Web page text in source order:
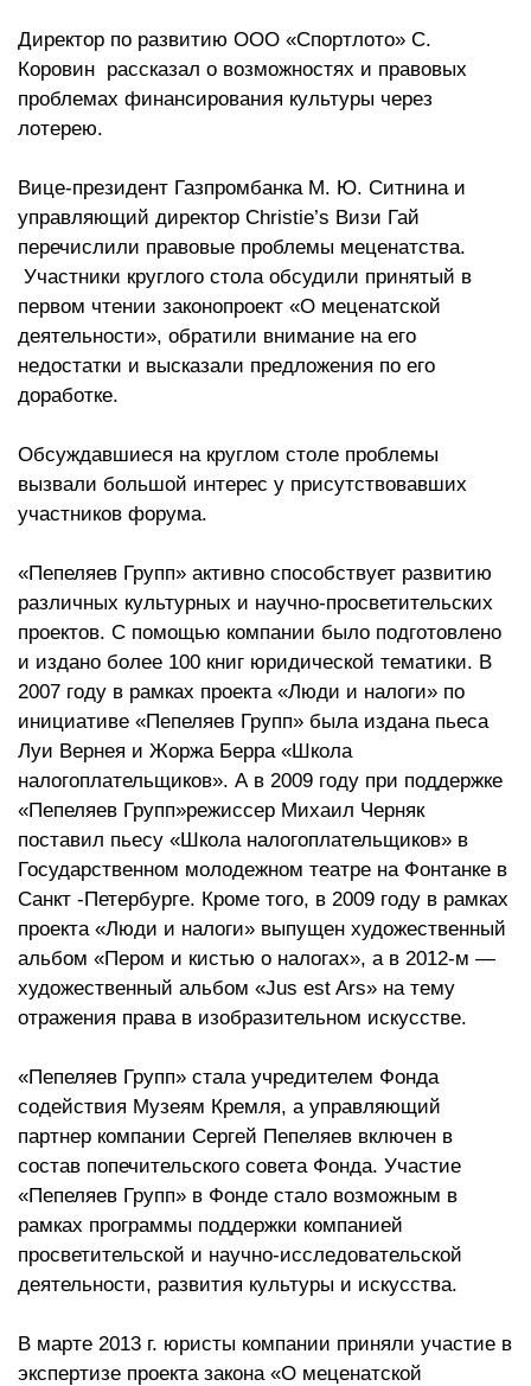
Директор по развитию ООО «Спортлото» С.
Коровин рассказал о возможностях и правовых
проблемах финансирования культуры через
лотерею.
Вице-президент Газпромбанка М. Ю. Ситнина и
управляющий директор Christie’s Визи Гай
перечислили правовые проблемы меценатства.
Участники круглого стола обсудили принятый в
первом чтении законопроект «О меценатской
деятельности», обратили внимание на его
недостатки и высказали предложения по его
доработке.
Обсуждавшиеся на круглом столе проблемы
вызвали большой интерес у присутствовавших
участников форума.
«Пепеляев Групп» активно способствует развитию
различных культурных и научно-просветительских
проектов. С помощью компании было подготовлено
и издано более 100 книг юридической тематики. В
2007 году в рамках проекта «Люди и налоги» по
инициативе «Пепеляев Групп» была издана пьеса
Луи Вернея и Жоржа Берра «Школа
налогоплательщиков». А в 2009 году при поддержке
«Пепеляев Групп»режиссер Михаил Черняк
поставил пьесу «Школа налогоплательщиков» в
Государственном молодежном театре на Фонтанке в
Санкт -Петербурге. Кроме того, в 2009 году в рамках
проекта «Люди и налоги» выпущен художественный
альбом «Пером и кистью о налогах», а в 2012-м —
художественный альбом «Jus est Ars» на тему
отражения права в изобразительном искусстве.
«Пепеляев Групп» стала учредителем Фонда
содействия Музеям Кремля, а управляющий
партнер компании Сергей Пепеляев включен в
состав попечительского совета Фонда. Участие
«Пепеляев Групп» в Фонде стало возможным в
рамках программы поддержки компанией
просветительской и научно-исследовательской
деятельности, развития культуры и искусства.
В марте 2013 г. юристы компании приняли участие в
экспертизе проекта закона «О меценатской